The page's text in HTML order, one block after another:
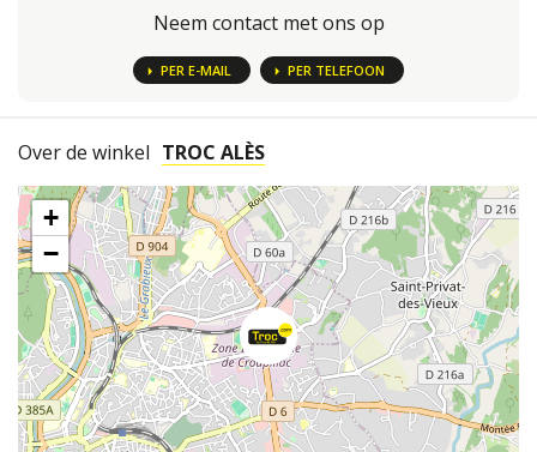
Neem contact met ons op
PER E-MAIL PER TELEFOON
Over de winkel TROC ALÈS
+
−